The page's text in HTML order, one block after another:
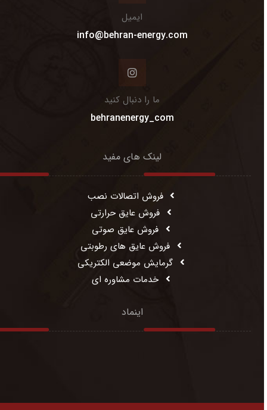
ایمیل
info@behran-energy.com
ما را دنبال کنید
behranenergy_com
لینک های مفید
فروش اتصالات نصب
فروش عایق حرارتی
فروش عایق صوتی
فروش عایق های رطوبتی
گرمایش موضعی الکتریکی
خدمات مشاوره ای
اینماد